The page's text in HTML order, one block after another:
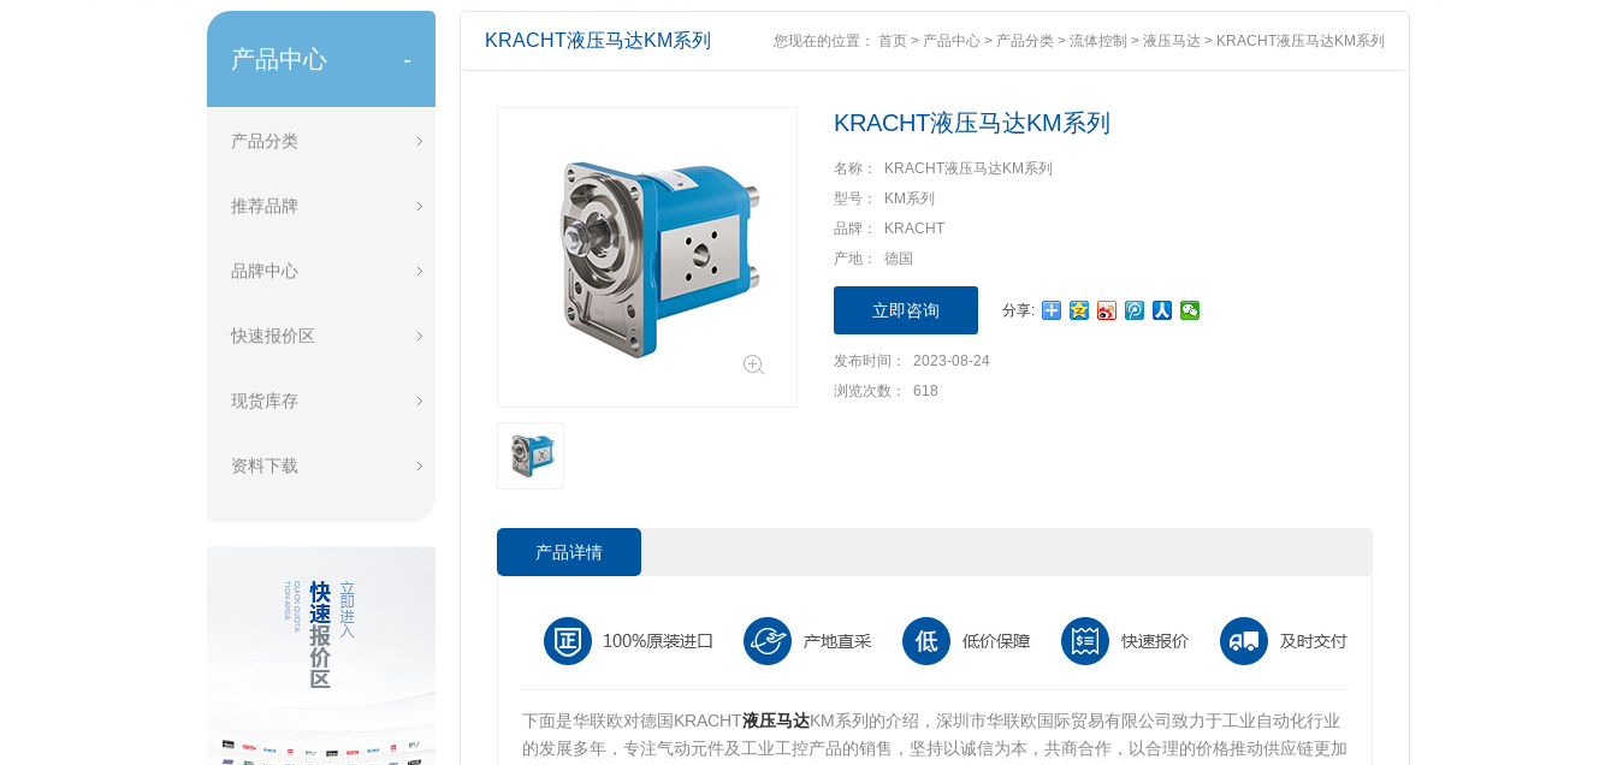
产品中心 -
产品分类
推荐品牌
品牌中心
快速报价区
现货库存
资料下载
KRACHT液压马达KM系列 您现在的位置： 首页 > 产品中心 > 产品分类 > 流体控制 > 液压马达 > KRACHT液压马达KM系列
KRACHT液压马达KM系列
名称： KRACHT液压马达KM系列
型号： KM系列
品牌： KRACHT
产地： 德国
立即咨询 分享:
发布时间： 2023-08-24
浏览次数： 618
产品详情
下面是华联欧对德国KRACHT液压马达KM系列的介绍，深圳市华联欧国际贸易有限公司致力于工业自动化行业
的发展多年，专注气动元件及工业工控产品的销售，坚持以诚信为本，共商合作，以合理的价格推动供应链更加